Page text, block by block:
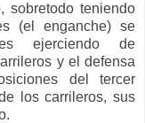
sobretodo teniendo
(el enganche) se
ejerciendo de
y el defensa
del tercer
los carrileros, sus